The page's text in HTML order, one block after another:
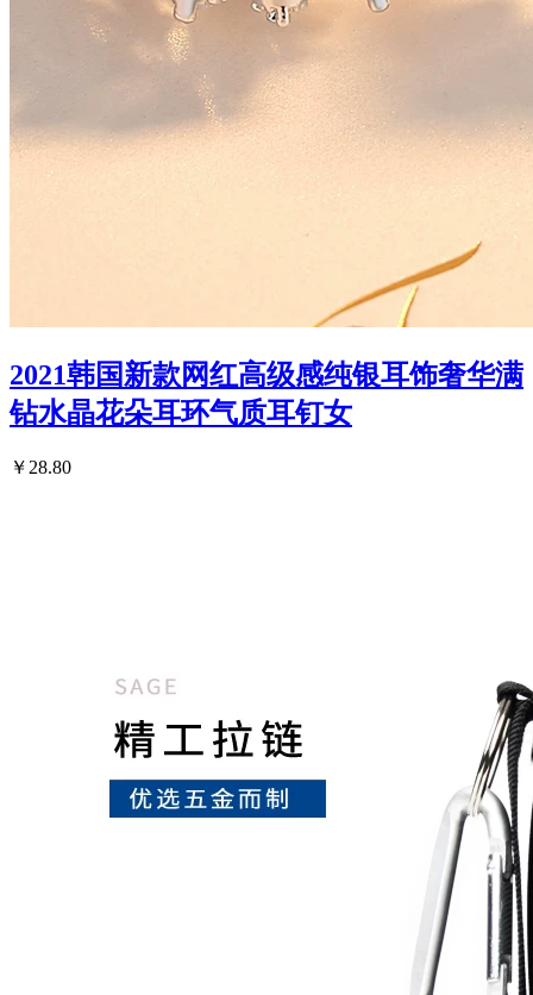
2021韩国新款网红高级感纯银耳饰奢华满
钻水晶花朵耳环气质耳钉女
￥28.80